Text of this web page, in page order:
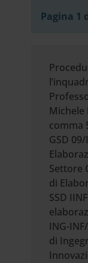
Pagina 1
Michele
comma
GSD
Settore
di
SSD
ING-
di